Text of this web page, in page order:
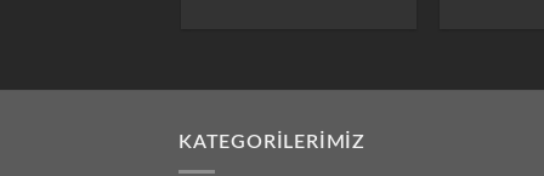
KATEGORILERIMIZ